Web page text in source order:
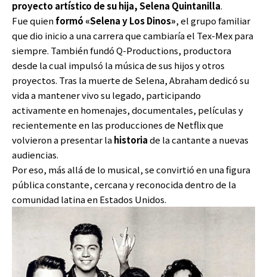
proyecto artístico de su hija, Selena Quintanilla.
Fue quienformó «Selena y Los Dinos», el grupo familiar
que dio inicio a una carrera que cambiaría el Tex-Mex para
siempre. También fundó Q-Productions, productora
desde la cual impulsó la música de sus hijos y otros
proyectos. Tras la muerte de Selena, Abraham dedicó su
vida a mantener vivo su legado, participando
activamente en homenajes, documentales, películas y
recientemente en las producciones de Netflix que
volvieron a presentar lahistoriade la cantante a nuevas
audiencias.
Por eso, más allá de lo musical, se convirtió en una figura
pública constante, cercana y reconocida dentro de la
comunidad latina en Estados Unidos.